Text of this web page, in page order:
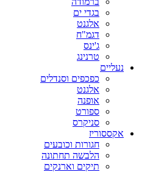
בגדי ים
אלגנט
דגמ"ח
ג'ינס
טרנינג
נעליים
כפכפים וסנדלים
אלגנט
אופנה
ספורט
סניקרס
אקססוריז
חגורות וכובעים
הלבשה תחתונה
תיקים וארנקים